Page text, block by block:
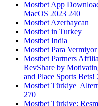
Mostbet App
MacOS 2023 240
Mostbet Azerbaycan
Mostbet in Turkey
Mostbet India
Mostbet Para
Mostbet Partners
RevShare by
and Place Sports Bets!
Mostbet Türkiye
270
Mostbet Türkiye: